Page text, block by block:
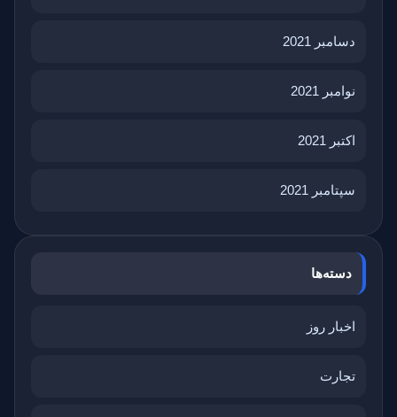
دسامبر 2021
نوامبر 2021
اکتبر 2021
سپتامبر 2021
دسته‌ها
اخبار روز
تجارت